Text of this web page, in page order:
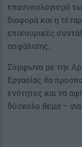
επανυπολογισμό
διαφορά και η
επικουρικές
ασφάλισης.
Σύμφωνα με την
Εργασίας θα
ενότητες και να
δύσκολο θέμα –